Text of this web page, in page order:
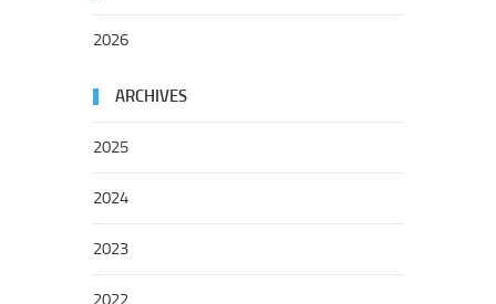
2026
ARCHIVES
2025
2024
2023
2022